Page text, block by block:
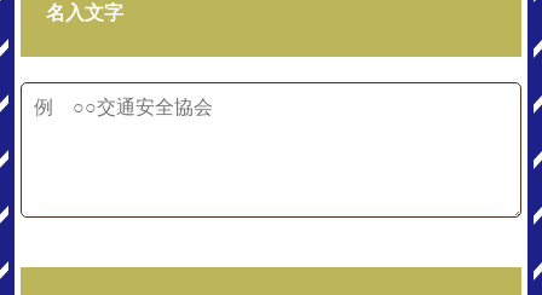
名入文字